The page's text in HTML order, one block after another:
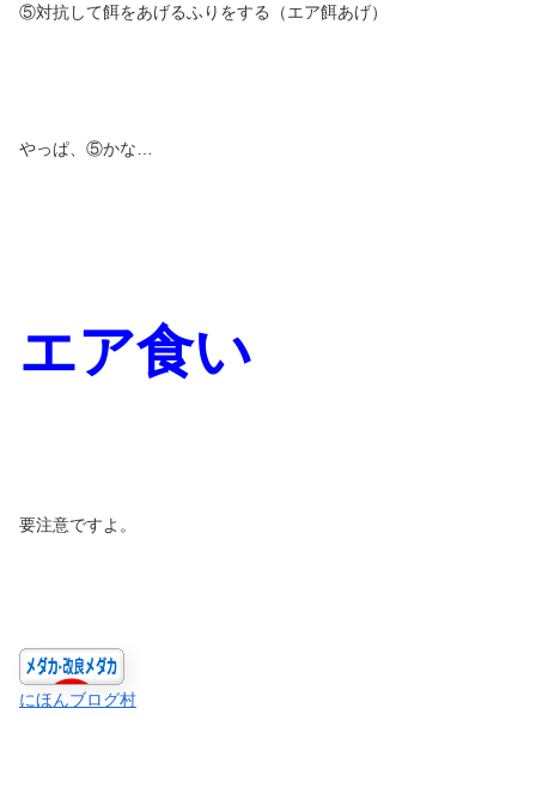
⑤対抗して餌をあげるふりをする（エア餌あげ）
やっぱ、⑤かな…
エア食い
要注意ですよ。
にほんブログ村